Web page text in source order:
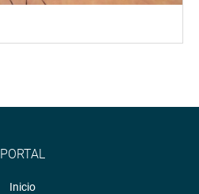
PORTAL
Inicio